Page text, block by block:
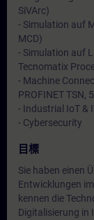
SiVArc)
- Simulation auf
MCD)
- Simulation auf
Tecnomatix
- Machine
PROFINET TSN,
- Industrial IoT &
- Cybersecurity
目標
Sie haben einen
Entwicklungen
kennen die
Digitalisierung in